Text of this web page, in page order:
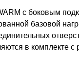
с боковым
базовой
в комплекте с